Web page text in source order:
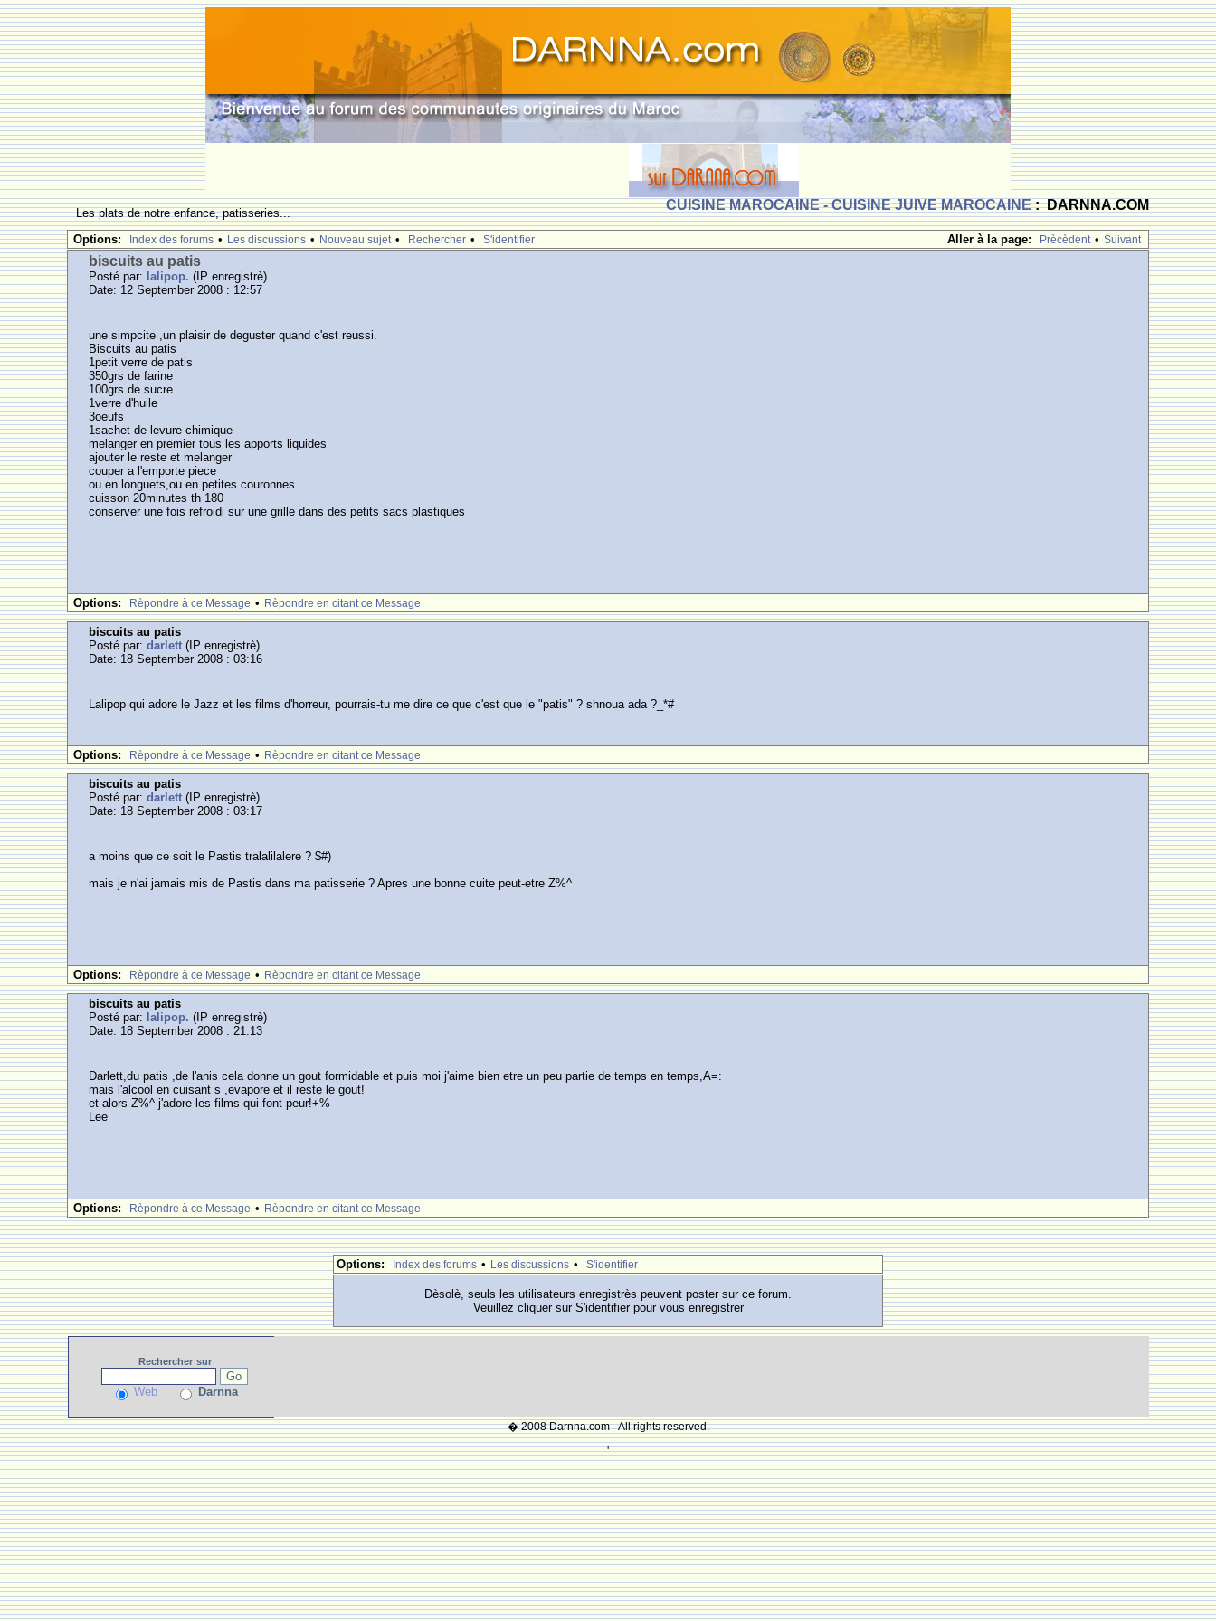
CUISINE MAROCAINE - CUISINE JUIVE MAROCAINE: DARNNA.COM
Les plats de notre enfance, patisseries...
Aller à la page:
Prècèdent • Suivant
Options: Index des forums • Les discussions • Nouveau sujet • Rechercher • S'identifier
biscuits au patis
Posté par: lalipop. (IP enregistrè)
Date: 12 September 2008 : 12:57
une simpcite ,un plaisir de deguster quand c'est reussi.
Biscuits au patis
1petit verre de patis
350grs de farine
100grs de sucre
1verre d'huile
3oeufs
1sachet de levure chimique
melanger en premier tous les apports liquides
ajouter le reste et melanger
couper a l'emporte piece
ou en longuets,ou en petites couronnes
cuisson 20minutes th 180
conserver une fois refroidi sur une grille dans des petits sacs plastiques
Options: Rèpondre à ce Message • Rèpondre en citant ce Message
biscuits au patis
Posté par:darlett (IP enregistrè)
Date: 18 September 2008 : 03:16
Lalipop qui adore le Jazz et les films d'horreur, pourrais-tu me dire ce que c'est que le "patis" ? shnoua ada ?_*#
Options: Rèpondre à ce Message • Rèpondre en citant ce Message
biscuits au patis
Posté par:darlett (IP enregistrè)
Date: 18 September 2008 : 03:17
a moins que ce soit le Pastis tralalilalere ? $#)
mais je n'ai jamais mis de Pastis dans ma patisserie ? Apres une bonne cuite peut-etre Z%^
Options: Rèpondre à ce Message • Rèpondre en citant ce Message
biscuits au patis
Posté par: lalipop. (IP enregistrè)
Date: 18 September 2008 : 21:13
Darlett,du patis ,de l'anis cela donne un gout formidable et puis moi j'aime bien etre un peu partie de temps en temps,A=:
mais l'alcool en cuisant s ,evapore et il reste le gout!
et alors Z%^ j'adore les films qui font peur!+%
Lee
Options: Rèpondre à ce Message • Rèpondre en citant ce Message
Options: Index des forums • Les discussions • S'identifier
Dèsolè, seuls les utilisateurs enregistrès peuvent poster sur ce forum.
Veuillez cliquer sur S'identifier pour vous enregistrer
Rechercher sur
Web Darnna
� 2008 Darnna.com - All rights reserved.
'